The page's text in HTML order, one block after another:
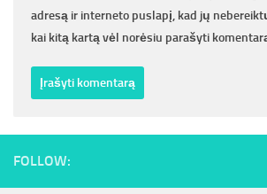
adresą ir interneto puslapį, kad jų
kai kitą kartą vėl norėsiu parašyti
FOLLOW: